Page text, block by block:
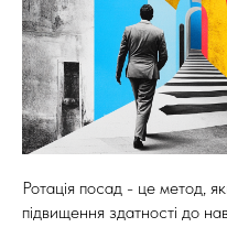
Ротація посад - це метод,
підвищення здатності до